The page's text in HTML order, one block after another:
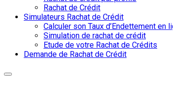
Rachat de Crédit
Simulateurs Rachat de Crédit
Calculer son Taux d’Endettement en
Simulation de rachat de crédit
Etude de votre Rachat de Crédits
Demande de Rachat de Crédit